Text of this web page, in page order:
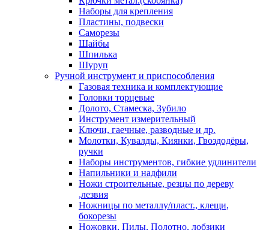
Наборы для крепления
Пластины, подвески
Саморезы
Шайбы
Шпилька
Шуруп
Ручной инструмент и приспособления
Газовая техника и комплектующие
Головки торцевые
Долото, Стамеска, Зубило
Инструмент измерительный
Ключи, гаечные, разводные и др.
Молотки, Кувалды, Киянки, Гвоздодёры,
ручки
Наборы инструментов, гибкие удлинители
Напильники и надфили
Ножи строительные, резцы по дереву
,лезвия
Ножницы по металлу/пласт., клещи,
бокорезы
Ножовки, Пилы, Полотно, лобзики